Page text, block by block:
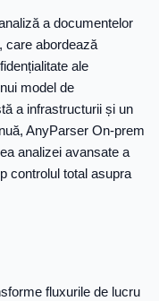
a documentelor
care abordează
ale
model de
a infrastructurii și un
AnyParser On-prem
analizei avansate a
controlul total asupra
fluxurile de lucru